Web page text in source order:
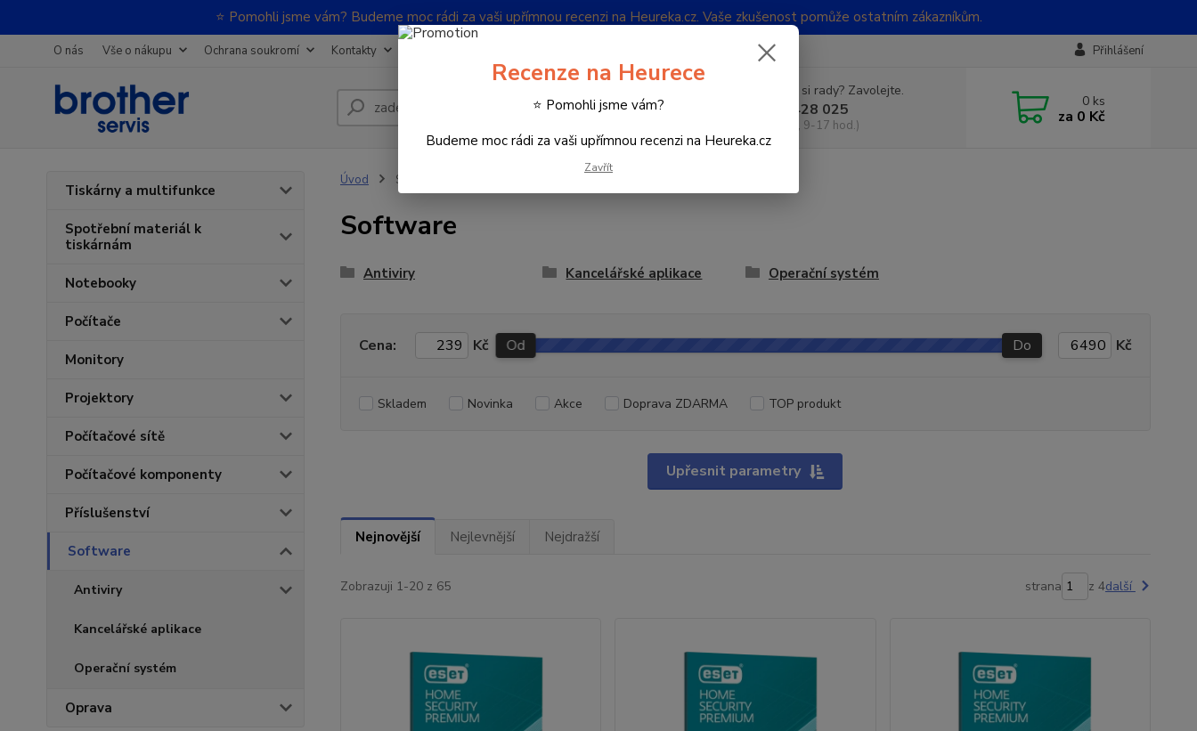
⭐ Pomohli jsme vám? Budeme moc rádi za vaši upřímnou recenzi na Heureka.cz. Vaše zkušenost pomůže ostatním zákazníkům.
O nás Vše o nákupu Ochrana soukromí Kontakty Přihlášení
Hledat
Nevíte si rady? Zavolejte.
732 428 025
(Po-Pá, 9-17 hod.)
0 ks
za 0 Kč
Tiskárny a multifunkce
Spotřební materiál k
tiskárnám
Notebooky
Počítače
Monitory
Projektory
Počítačové sítě
Počítačové komponenty
Příslušenství
Software
Antiviry
Kancelářské aplikace
Operační systém
Oprava
Úvod Software
Software
Antiviry Kancelářské aplikace Operační systém
Upřesnit parametry
Cena: Kč Od Do Kč
Skladem Novinka Akce Doprava ZDARMA TOP produkt
Nejnovější Nejlevnější Nejdražší
Zobrazuji 1-20 z 65 strana z 4další
Recenze na Heurece
⭐ Pomohli jsme vám?
Budeme moc rádi za vaši upřímnou recenzi na Heureka.cz
Zavřít